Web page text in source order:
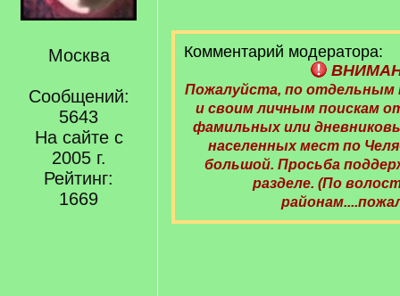
Москва
Сообщений:
5643
На сайте с
2005 г.
Рейтинг:
1669
Комментарий модератора:
Пожалуйста, по отдельным
и своим личным поискам
фамильных или
населенных мест по
большой. Просьба
разделе. (По